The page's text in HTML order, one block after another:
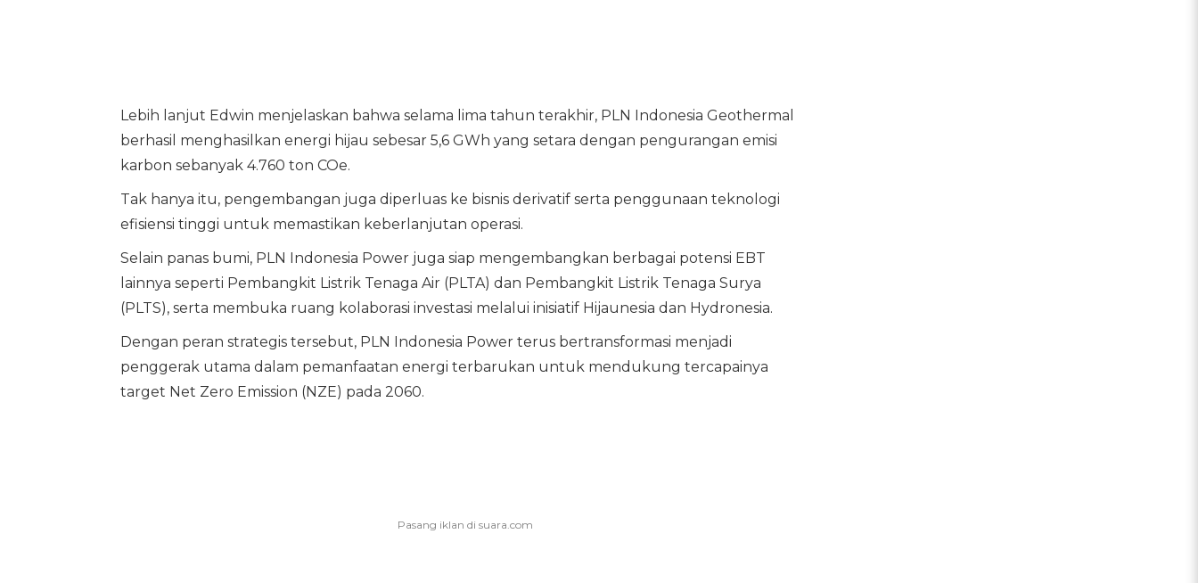
Lebih lanjut Edwin menjelaskan bahwa selama lima tahun terakhir, PLN Indonesia Geothermal
berhasil menghasilkan energi hijau sebesar 5,6 GWh yang setara dengan pengurangan emisi
karbon sebanyak 4.760 ton COe.
Tak hanya itu, pengembangan juga diperluas ke bisnis derivatif serta penggunaan teknologi
efisiensi tinggi untuk memastikan keberlanjutan operasi.
Selain panas bumi, PLN Indonesia Power juga siap mengembangkan berbagai potensi EBT
lainnya seperti Pembangkit Listrik Tenaga Air (PLTA) dan Pembangkit Listrik Tenaga Surya
(PLTS), serta membuka ruang kolaborasi investasi melalui inisiatif Hijaunesia dan Hydronesia.
Dengan peran strategis tersebut, PLN Indonesia Power terus bertransformasi menjadi
penggerak utama dalam pemanfaatan energi terbarukan untuk mendukung tercapainya
target Net Zero Emission (NZE) pada 2060.